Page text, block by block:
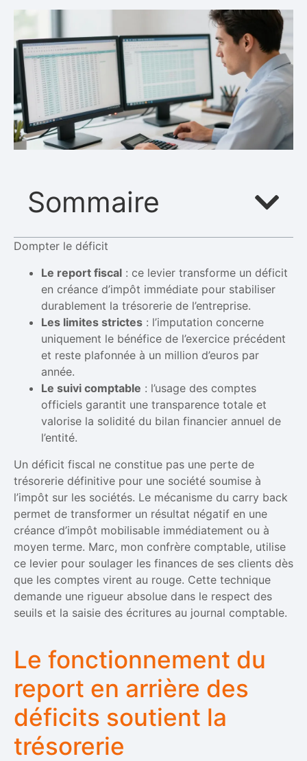
Sommaire
Dompter le déficit
Le report fiscal : ce levier transforme un déficit
en créance d’impôt immédiate pour stabiliser
durablement la trésorerie de l’entreprise.
Les limites strictes : l’imputation concerne
uniquement le bénéfice de l’exercice précédent
et reste plafonnée à un million d’euros par
année.
Le suivi comptable : l’usage des comptes
officiels garantit une transparence totale et
valorise la solidité du bilan financier annuel de
l’entité.
Un déficit fiscal ne constitue pas une perte de
trésorerie définitive pour une société soumise à
l’impôt sur les sociétés. Le mécanisme du carry back
permet de transformer un résultat négatif en une
créance d’impôt mobilisable immédiatement ou à
moyen terme. Marc, mon confrère comptable, utilise
ce levier pour soulager les finances de ses clients dès
que les comptes virent au rouge. Cette technique
demande une rigueur absolue dans le respect des
seuils et la saisie des écritures au journal comptable.
Le fonctionnement du
report en arrière des
déficits soutient la
trésorerie